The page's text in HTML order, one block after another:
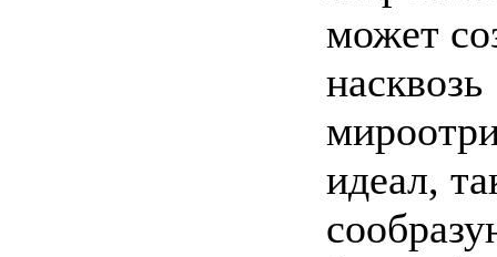
может
насквозь
идеал,